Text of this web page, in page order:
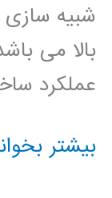
شبیه سازی
بالا می
عملکرد
طراحی
بیشتر